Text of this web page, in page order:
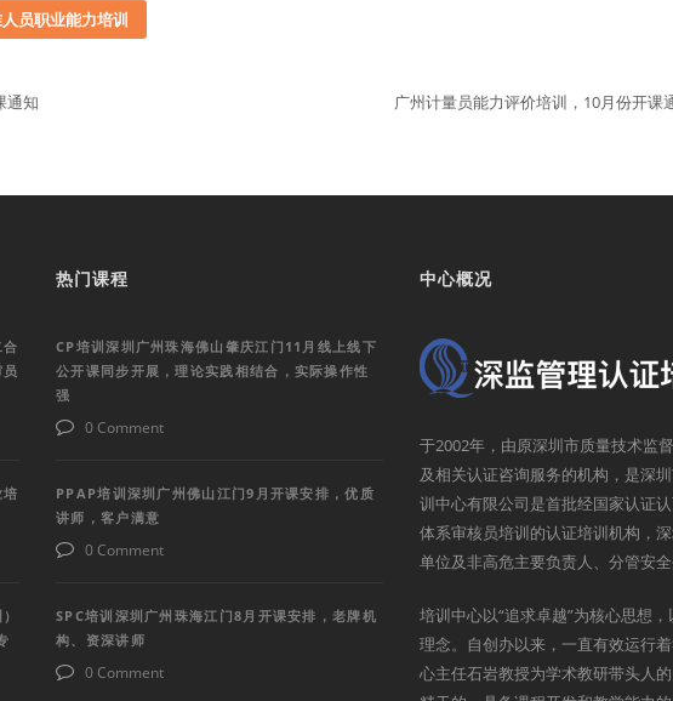
员职业能力培训
通知 广州计量员能力评价培训，10月份开课
热门课程
CP培训深圳广州珠海佛山肇庆江门11月线上线下
公开课同步开展，理论实践相结合，实际操作性
强
0 Comment
PPAP培训深圳广州佛山江门9月开课安排，优质
讲师，客户满意
0 Comment
SPC培训深圳广州珠海江门8月开课安排，老牌机
构、资深讲师
0 Comment
中心概况
于2002年，由原深圳市质量技术监
及相关认证咨询服务的机构，是深
训中心有限公司是首批经国家认证
体系审核员培训的认证培训机构，
单位及非高危主要负责人、分管安
培训中心以“追求卓越”为核心思想
理念。自创办以来，一直有效运行
心主任石岩教授为学术教研带头人